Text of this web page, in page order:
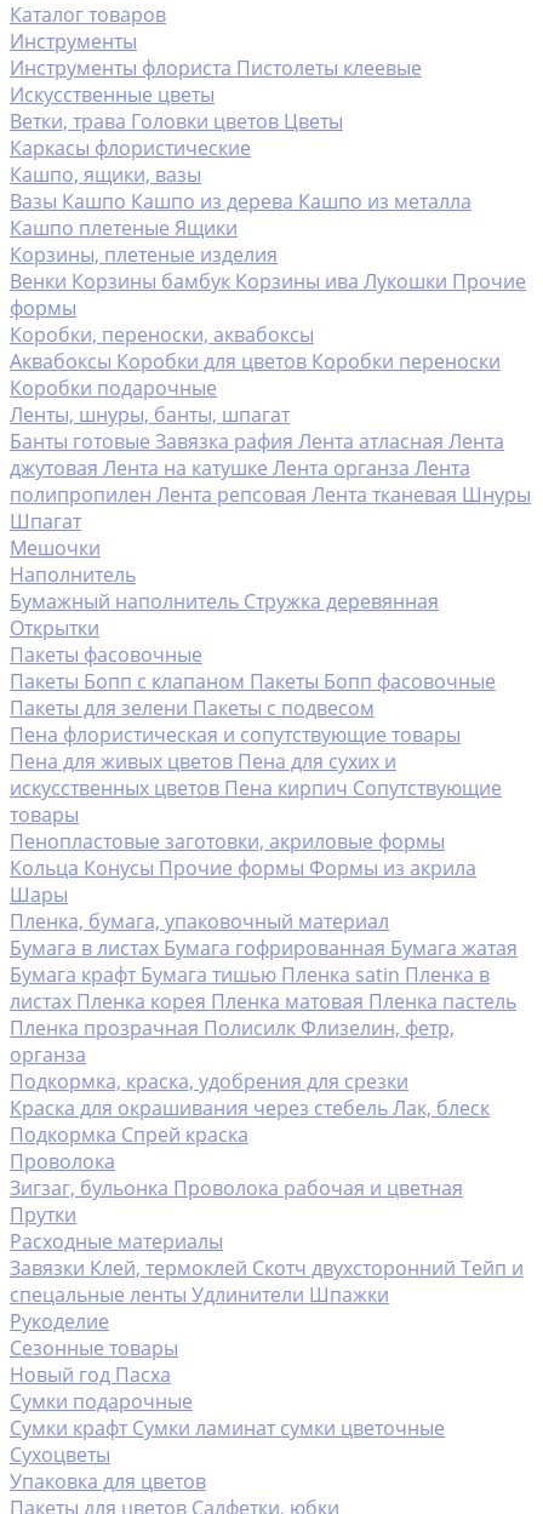
Каталог товаров
Инструменты
Инструменты флориста Пистолеты клеевые
Искусственные цветы
Ветки, трава Головки цветов Цветы
Каркасы флористические
Кашпо, ящики, вазы
Вазы Кашпо Кашпо из дерева Кашпо из металла
Кашпо плетеные Ящики
Корзины, плетеные изделия
Венки Корзины бамбук Корзины ива Лукошки Прочие
формы
Коробки, переноски, аквабоксы
Аквабоксы Коробки для цветов Коробки переноски
Коробки подарочные
Ленты, шнуры, банты, шпагат
Банты готовые Завязка рафия Лента атласная Лента
джутовая Лента на катушке Лента органза Лента
полипропилен Лента репсовая Лента тканевая Шнуры
Шпагат
Мешочки
Наполнитель
Бумажный наполнитель Стружка деревянная
Открытки
Пакеты фасовочные
Пакеты Бопп с клапаном Пакеты Бопп фасовочные
Пакеты для зелени Пакеты с подвесом
Пена флористическая и сопутствующие товары
Пена для живых цветов Пена для сухих и
искусственных цветов Пена кирпич Сопутствующие
товары
Пенопластовые заготовки, акриловые формы
Кольца Конусы Прочие формы Формы из акрила
Шары
Пленка, бумага, упаковочный материал
Бумага в листах Бумага гофрированная Бумага жатая
Бумага крафт Бумага тишью Пленка satin Пленка в
листах Пленка корея Пленка матовая Пленка пастель
Пленка прозрачная Полисилк Флизелин, фетр,
органза
Подкормка, краска, удобрения для срезки
Краска для окрашивания через стебельЛак, блеск
Подкормка Спрей краска
Проволока
Зигзаг, бульонка Проволока рабочая и цветная
Прутки
Расходные материалы
Завязки Клей, термоклей Скотч двухсторонний Тейп и
спецальные ленты Удлинители Шпажки
Рукоделие
Сезонные товары
Новый год Пасха
Сумки подарочные
Сумки крафт Сумки ламинат сумки цветочные
Сухоцветы
Упаковка для цветов
Пакеты для цветов Салфетки, юбки